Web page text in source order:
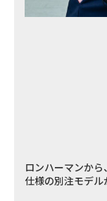
ロンハーマンか
仕様の別注モデル